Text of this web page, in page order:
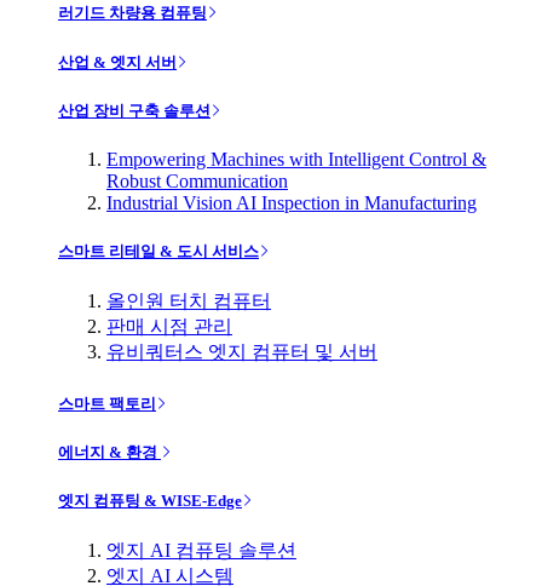
러기드 차량용 컴퓨팅
산업 & 엣지 서버
산업 장비 구축 솔루션
Empowering Machines with Intelligent Control &
Robust Communication
Industrial Vision AI Inspection in Manufacturing
스마트 리테일 & 도시 서비스
올인원 터치 컴퓨터
판매 시점 관리
유비쿼터스 엣지 컴퓨터 및 서버
스마트 팩토리
에너지 & 환경
엣지 컴퓨팅 & WISE-Edge
엣지 AI 컴퓨팅 솔루션
엣지 AI 시스템